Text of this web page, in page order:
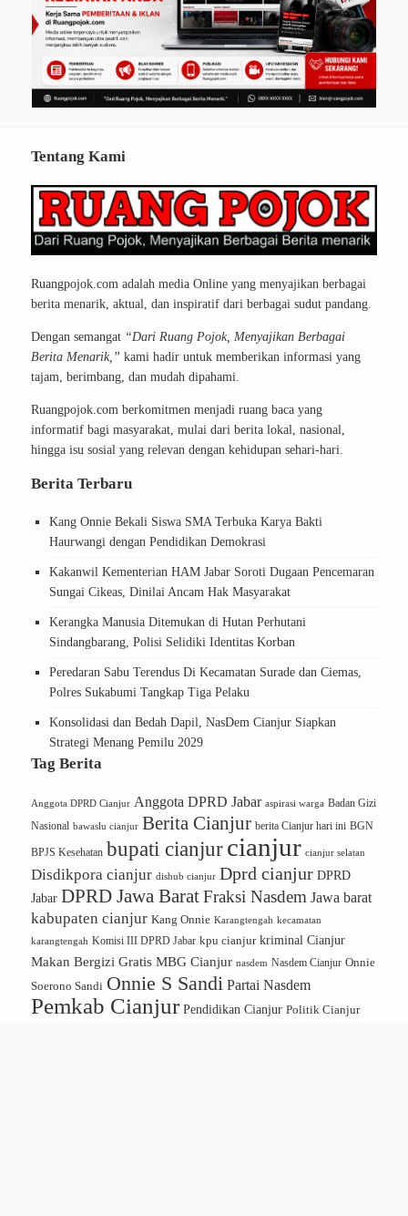
Tentang Kami
Ruangpojok.com adalah media Online yang menyajikan berbagai
berita menarik, aktual, dan inspiratif dari berbagai sudut pandang.
Dengan semangat “Dari Ruang Pojok, Menyajikan Berbagai
Berita Menarik,” kami hadir untuk memberikan informasi yang
tajam, berimbang, dan mudah dipahami.
Ruangpojok.com berkomitmen menjadi ruang baca yang
informatif bagi masyarakat, mulai dari berita lokal, nasional,
hingga isu sosial yang relevan dengan kehidupan sehari-hari.
Berita Terbaru
Kang Onnie Bekali Siswa SMA Terbuka Karya Bakti
Haurwangi dengan Pendidikan Demokrasi
Kakanwil Kementerian HAM Jabar Soroti Dugaan Pencemaran
Sungai Cikeas, Dinilai Ancam Hak Masyarakat
Kerangka Manusia Ditemukan di Hutan Perhutani
Sindangbarang, Polisi Selidiki Identitas Korban
Peredaran Sabu Terendus Di Kecamatan Surade dan Ciemas,
Polres Sukabumi Tangkap Tiga Pelaku
Konsolidasi dan Bedah Dapil, NasDem Cianjur Siapkan
Strategi Menang Pemilu 2029
Tag Berita
Anggota DPRD Cianjur Anggota DPRD Jabar aspirasi warga Badan Gizi
Nasional bawaslu cianjur Berita Cianjur berita Cianjur hari ini BGN
BPJS Kesehatan bupati cianjur cianjur cianjur selatan
Disdikpora cianjur dishub cianjur Dprd cianjur DPRD
Jabar DPRD Jawa BaratFraksi Nasdem Jawa barat
kabupaten cianjur Kang Onnie Karangtengah kecamatan
karangtengah Komisi III DPRD Jabar kpu cianjur kriminal Cianjur
Makan Bergizi Gratis MBG Cianjur nasdem Nasdem Cianjur Onnie
Soerono Sandi Onnie S Sandi Partai Nasdem
Pemkab Cianjur Pendidikan Cianjur Politik Cianjur